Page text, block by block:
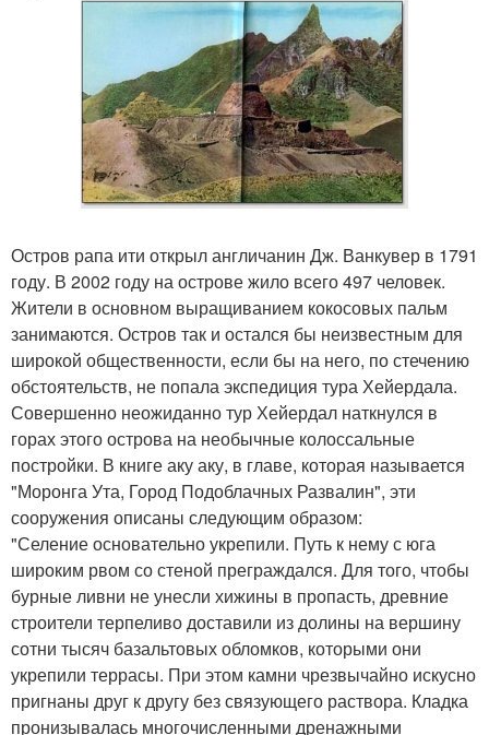
Остров рапа ити открыл англичанин Дж. Ванкувер в 1791
году. В 2002 году на острове жило всего 497 человек.
Жители в основном выращиванием кокосовых пальм
занимаются. Остров так и остался бы неизвестным для
широкой общественности, если бы на него, по стечению
обстоятельств, не попала экспедиция тура Хейердала.
Совершенно неожиданно тур Хейердал наткнулся в
горах этого острова на необычные колоссальные
постройки. В книге аку аку, в главе, которая называется
"Моронга Ута, Город Подоблачных Развалин", эти
сооружения описаны следующим образом:
"Селение основательно укрепили. Путь к нему с юга
широким рвом со стеной преграждался. Для того, чтобы
бурные ливни не унесли хижины в пропасть, древние
строители терпеливо доставили из долины на вершину
сотни тысяч базальтовых обломков, которыми они
укрепили террасы. При этом камни чрезвычайно искусно
пригнаны друг к другу без связующего раствора. Кладка
пронизывалась многочисленными дренажными